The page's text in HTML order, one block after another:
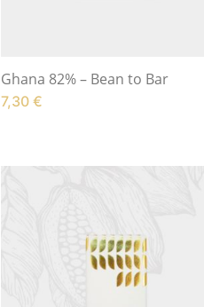
Ghana 82% – Bean to Bar
7,30 €